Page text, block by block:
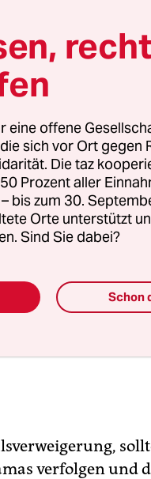
in der
und richtet von
eine Botschaft
verfolgen und
eine offene
sich vor Ort gegen
Die taz
Prozent aller
bis zum 30.
Orte unterstützt
Sind Sie dabei?
Schon